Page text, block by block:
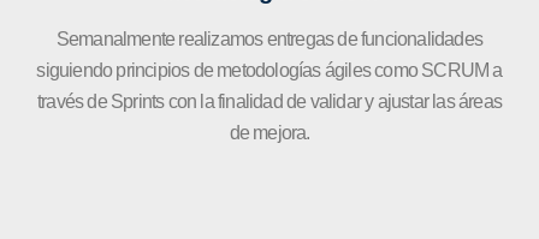
Semanalmente realizamos entregas de funcionalidades
siguiendo principios de metodologías ágiles como SCRUM a
través de Sprints con la finalidad de validar y ajustar las áreas
de mejora.